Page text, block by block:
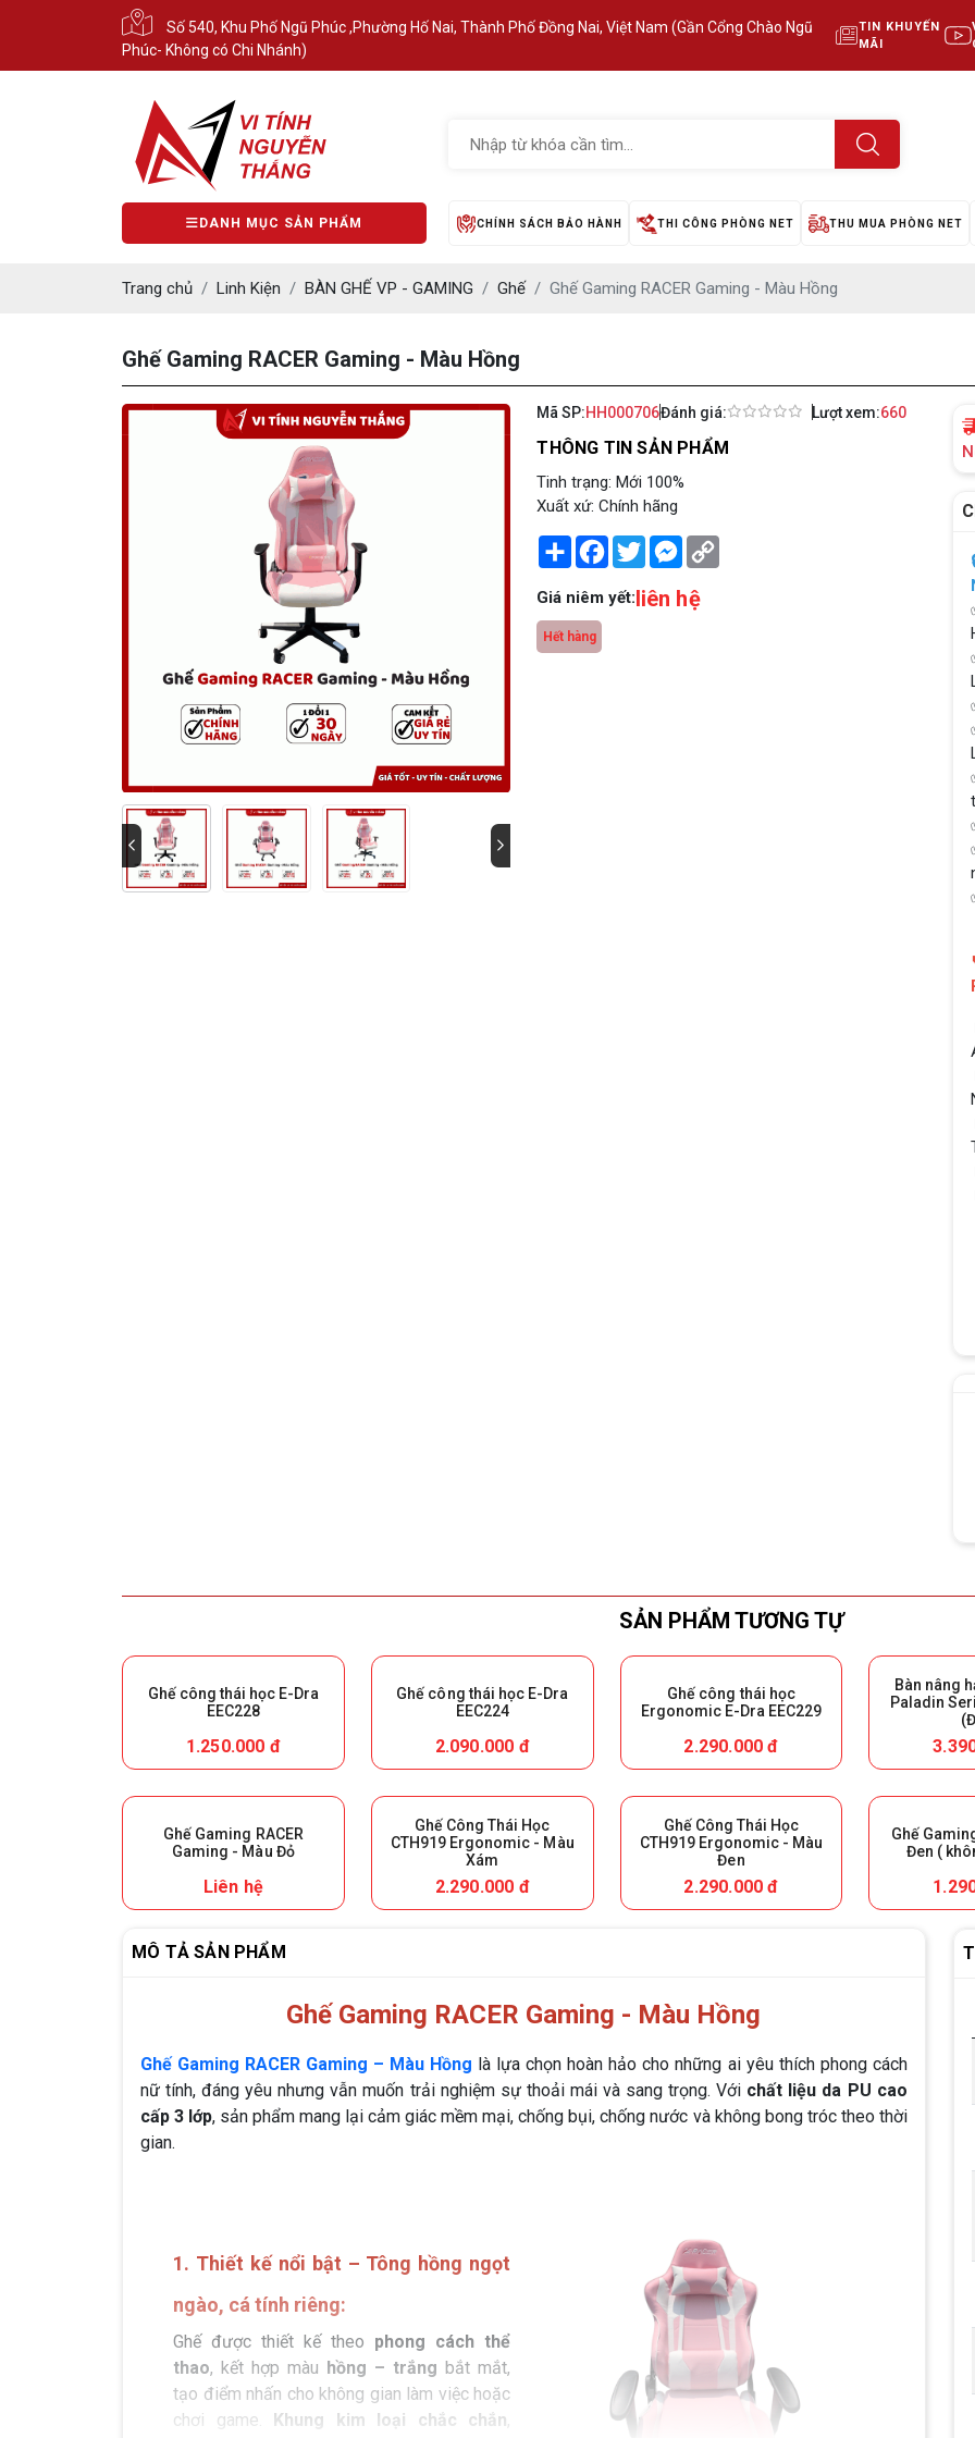
Số 540, Khu Phố Ngũ Phúc ,Phường Hố Nai, Thành Phố Đồng Nai, Việt Nam (Gần Cổng Chào Ngũ
Phúc- Không có Chi Nhánh)
TIN KHUYẾN
MÃI
DANH MỤC SẢN PHẨM CHÍNH SÁCH BẢO HÀNH THI CÔNG PHÒNG NET THU MUA PHÒNG NET
Trang chủ Linh Kiện BÀN GHẾ VP - GAMING Ghế Ghế Gaming RACER Gaming - Màu Hồng
Ghế Gaming RACER Gaming - Màu Hồng
Mã SP:HH000706Đánh giá: Lượt xem:660
THÔNG TIN SẢN PHẨM
Tinh trạng: Mới 100%
Xuất xứ: Chính hãng
ShareFacebook
TwitterMessenger
Giá niêm yết:liên hệ
Hết hàng
SẢN PHẨM TƯƠNG TỰ
Ghế công thái học E-Dra
EEC228
1.250.000 đ
Ghế công thái học E-Dra
EEC224
2.090.000 đ
Ghế công thái học
Ergonomic E-Dra EEC229
2.290.000 đ
Bàn nâng
Paladin
Ghế Gaming RACER
Gaming - Màu Đỏ
Liên hệ
Ghế Công Thái Học
CTH919 Ergonomic - Màu
Xám
2.290.000 đ
Ghế Công Thái Học
CTH919 Ergonomic - Màu
Đen
2.290.000 đ
Ghế
Đen (
MÔ TẢ SẢN PHẨM
Ghế Gaming RACER Gaming - Màu Hồng
Ghế Gaming RACER Gaming – Màu Hồng là lựa chọn hoàn hảo cho những ai yêu thích phong cách
nữ tính, đáng yêu nhưng vẫn muốn trải nghiệm sự thoải mái và sang trọng. Với chất liệu da PU cao
cấp 3 lớp, sản phẩm mang lại cảm giác mềm mại, chống bụi, chống nước và không bong tróc theo thời
gian.
1. Thiết kế nổi bật – Tông hồng ngọt
ngào, cá tính riêng:
Ghế được thiết kế theo phong cách thể
thao, kết hợp màu hồng – trắng bắt mắt,
tạo điểm nhấn cho không gian làm việc hoặc
chơi game.
Khung kim loại chắc chắn,